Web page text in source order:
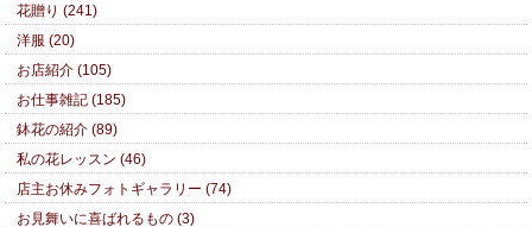
花贈り (241)
洋服 (20)
お店紹介 (105)
お仕事雑記 (185)
鉢花の紹介 (89)
私の花レッスン (46)
店主お休みフォトギャラリー (74)
お見舞いに喜ばれるもの (3)